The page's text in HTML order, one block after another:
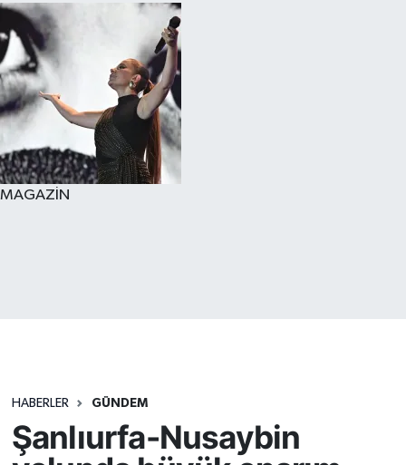
MAGAZİN
HABERLER GÜNDEM
Şanlıurfa-Nusaybin